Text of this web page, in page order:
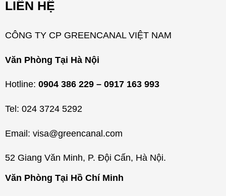
c
LIÊN HỆ
CÔNG TY CP GREENCANAL VIỆT NAM
Văn Phòng Tại Hà Nội
Hotline: 0904 386 229 – 0917 163 993
Tel: 024 3724 5292
Email: visa@greencanal.com
52 Giang Văn Minh, P. Đội Cấn, Hà Nội.
Văn Phòng Tại Hồ Chí Minh